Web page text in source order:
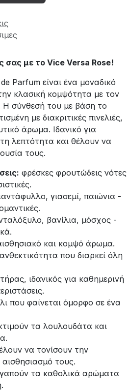
σας με το Vice Versa Rose!
Parfum είναι ένα μοναδικό
κλασική κομψότητα με τον
Η σύνθεσή του με βάση το
με διακριτικές πινελιές,
άρωμα. Ιδανικό για
λεπτότητα και θέλουν να
τους.
φρέσκες φρουτώδεις νότες
γιασεμί, παιώνια -
βανίλια, μόσχος -
και κομψό άρωμα.
που διαρκεί όλη
ιδανικός για καθημερινή
που φαίνεται όμορφο σε ένα
τα λουλουδάτα και
να τονίσουν την
τους.
τα καθολικά αρώματα